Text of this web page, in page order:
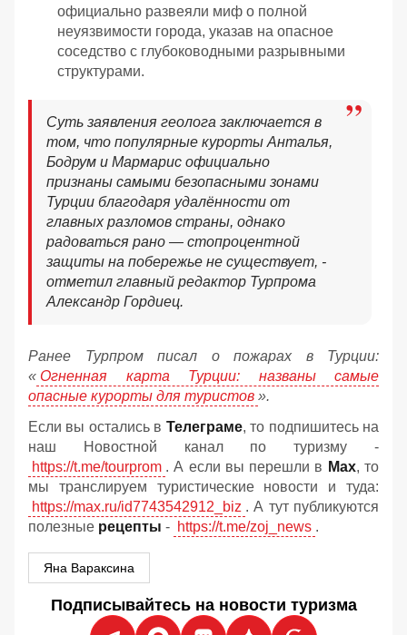
официально развеяли миф о полной
неуязвимости города, указав на опасное
соседство с глубоководными разрывными
структурами.
Суть заявления геолога заключается в
том, что популярные курорты Анталья,
Бодрум и Мармарис официально
признаны самыми безопасными зонами
Турции благодаря удалённости от
главных разломов страны, однако
радоваться рано — стопроцентной
защиты на побережье не существует, -
отметил главный редактор Турпрома
Александр Гордиец.
Ранее Турпром писал о пожарах в Турции:
« Огненная карта Турции: названы самые
опасные курорты для туристов ».
Если вы остались в Телеграме, то подпишитесь на
наш Новостной канал по туризму -
https://t.me/tourprom . А если вы перешли в Мах, то
мы транслируем туристические новости и туда:
https://max.ru/id7743542912_biz . А тут публикуются
полезные рецепты - https://t.me/zoj_news .
Яна Вараксина
Подписывайтесь на новости туризма